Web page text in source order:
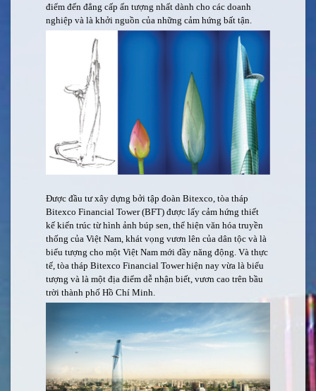
điểm đến đẳng cấp ấn tượng nhất dành cho các doanh
nghiệp và là khởi nguồn của những cảm hứng bất tận.
Được đầu tư xây dựng bởi tập đoàn Bitexco, tòa tháp
Bitexco Financial Tower (BFT) được lấy cảm hứng thiết
kế kiến trúc từ hình ảnh búp sen, thể hiện văn hóa truyền
thống của Việt Nam, khát vọng vươn lên của dân tộc và là
biểu tượng cho một Việt Nam mới đầy năng động. Và thực
tế, tòa tháp Bitexco Financial Tower hiện nay vừa là biểu
tượng và là một địa điểm dễ nhận biết, vươn cao trên bầu
trời thành phố Hồ Chí Minh.